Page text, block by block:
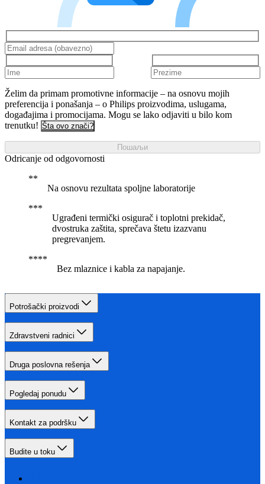
Želim da primam promotivne informacije – na osnovu mojih
preferencija i ponašanja – o Philips proizvodima, uslugama,
događajima i promocijama. Mogu se lako odjaviti u bilo kom
trenutku! Šta ovo znači?
Пошаљи
Odricanje od odgovornosti
Na osnovu rezultata spoljne laboratorije
Ugrađeni termički osigurač i toplotni prekidač,
dvostruka zaštita, sprečava štetu izazvanu
pregrevanjem.
Bez mlaznice i kabla za napajanje.
Potrošački proizvodi
Zdravstveni radnici
Druga poslovna rešenja
Pogledaj ponudu
Kontakt za podršku
Budite u toku